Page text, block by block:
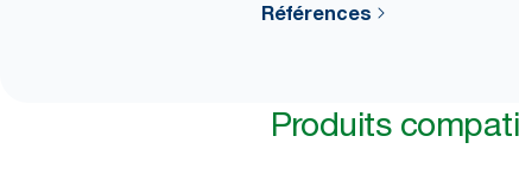
Références
Produits